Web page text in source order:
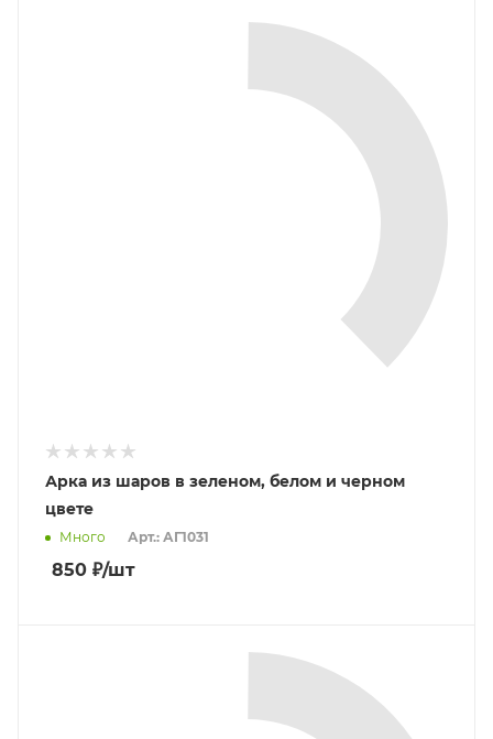
Арка из шаров в зеленом, белом и черном
цвете
Много Арт.: АГ1031
850 ₽/шт